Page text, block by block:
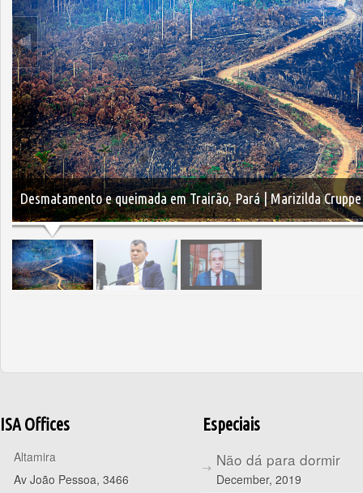
Desmatamento e queimada em Trairão, Pará | Marizilda
ISA Offices
Altamira
Av João Pessoa, 3466
Especiais
Não dá para dormir
December, 2019